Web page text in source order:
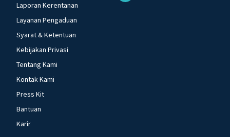
Laporan Kerentanan
Layanan Pengaduan
Syarat & Ketentuan
Kebijakan Privasi
Tentang Kami
Kontak Kami
Press Kit
Bantuan
Karir